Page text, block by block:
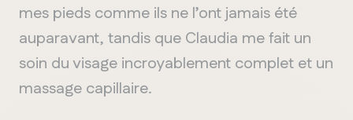
mes pieds comme ils ne l’ont jamais été
auparavant, tandis que Claudia me fait un
soin du visage incroyablement complet et un
massage capillaire.